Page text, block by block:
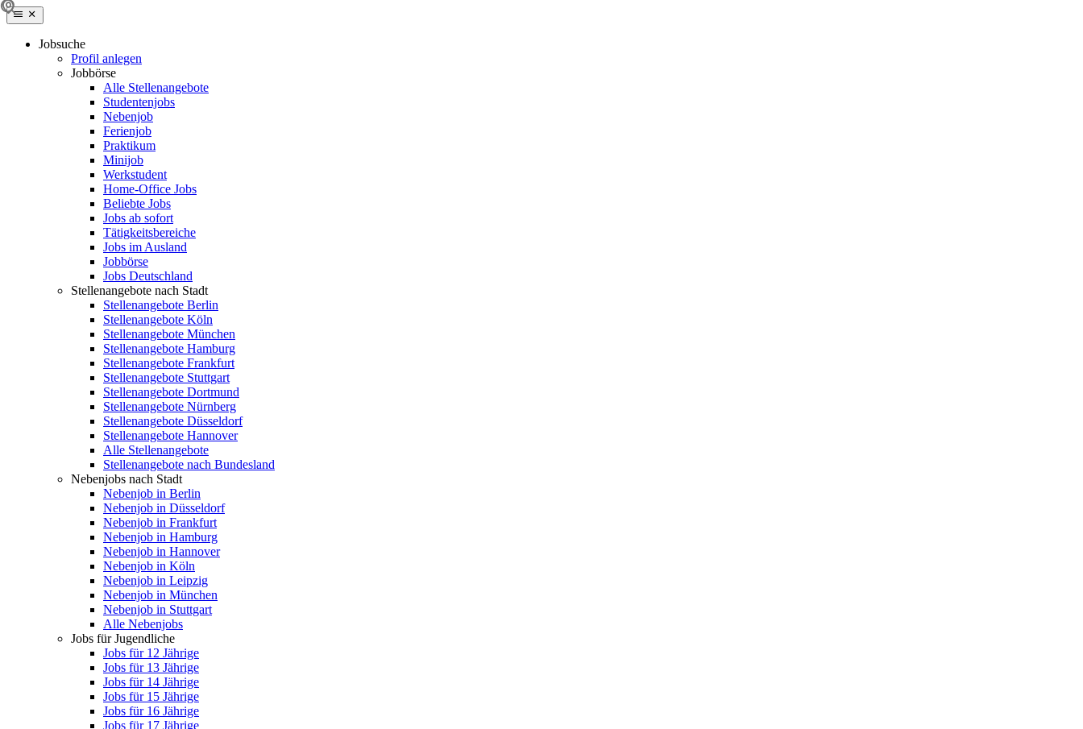
Jobsuche
Profil anlegen
Jobbörse
Alle Stellenangebote
Studentenjobs
Nebenjob
Ferienjob
Praktikum
Minijob
Werkstudent
Home-Office Jobs
Beliebte Jobs
Jobs ab sofort
Tätigkeitsbereiche
Jobs im Ausland
Jobbörse
Jobs Deutschland
Stellenangebote nach Stadt
Stellenangebote Berlin
Stellenangebote Köln
Stellenangebote München
Stellenangebote Hamburg
Stellenangebote Frankfurt
Stellenangebote Stuttgart
Stellenangebote Dortmund
Stellenangebote Nürnberg
Stellenangebote Düsseldorf
Stellenangebote Hannover
Alle Stellenangebote
Stellenangebote nach Bundesland
Nebenjobs nach Stadt
Nebenjob in Berlin
Nebenjob in Düsseldorf
Nebenjob in Frankfurt
Nebenjob in Hamburg
Nebenjob in Hannover
Nebenjob in Köln
Nebenjob in Leipzig
Nebenjob in München
Nebenjob in Stuttgart
Alle Nebenjobs
Jobs für Jugendliche
Jobs für 12 Jährige
Jobs für 13 Jährige
Jobs für 14 Jährige
Jobs für 15 Jährige
Jobs für 16 Jährige
Jobs für 17 Jährige